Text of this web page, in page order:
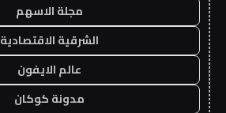
مجلة الاسهم
الشرقية الاقتصادية
عالم الايفون
مدونة كوكان